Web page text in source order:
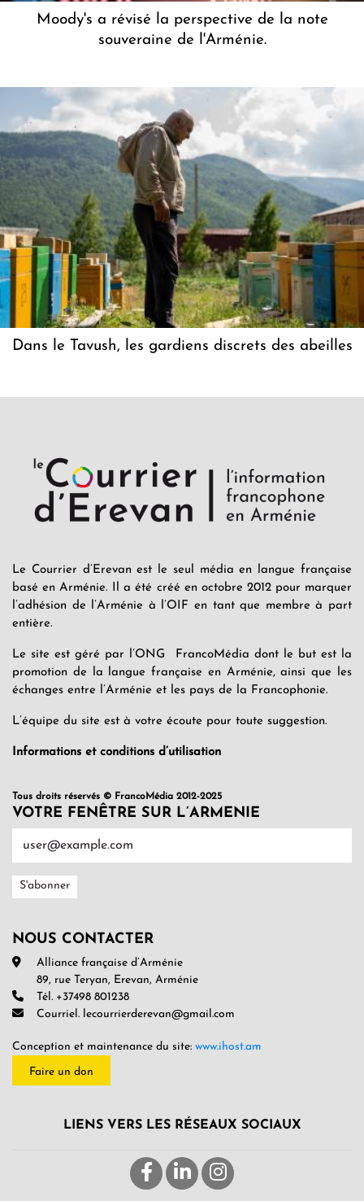
Moody's a révisé la perspective de la note
souveraine de l'Arménie.
Dans le Tavush, les gardiens discrets des abeilles
Le Courrier d’Erevan est le seul média en langue française
basé en Arménie. Il a été créé en octobre 2012 pour marquer
l’adhésion de l’Arménie à l’OIF en tant que membre à part
entière.
Le site est géré par l’ONG FrancoMédia dont le but est la
promotion de la langue française en Arménie, ainsi que les
échanges entre l’Arménie et les pays de la Francophonie.
L’équipe du site est à votre écoute pour toute suggestion.
Informations et conditions d’utilisation
Tous droits réservés © FrancoMédia 2012-2025
VOTRE FENÊTRE SUR L’ARMENIE
NOUS CONTACTER
Alliance française d’Arménie
89, rue Teryan, Erevan, Arménie
Tél. +37498 801238
Courriel. lecourrierderevan@gmail.com
Conception et maintenance du site: www.ihost.am
Faire un don
LIENS VERS LES RÉSEAUX SOCIAUX